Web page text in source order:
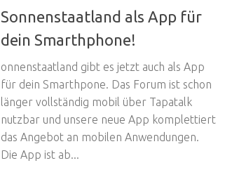
Sonnenstaatland als App für
dein Smarthphone!
onnenstaatland gibt es jetzt auch als App
für dein Smarthpone. Das Forum ist schon
länger vollständig mobil über Tapatalk
nutzbar und unsere neue App komplettiert
das Angebot an mobilen Anwendungen.
Die App ist ab...